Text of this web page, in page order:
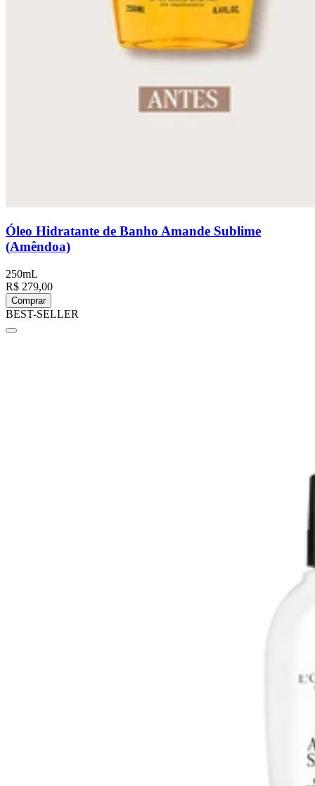
Óleo Hidratante de Banho Amande Sublime
(Amêndoa)
250mL
R$ 279,00
Comprar
BEST-SELLER